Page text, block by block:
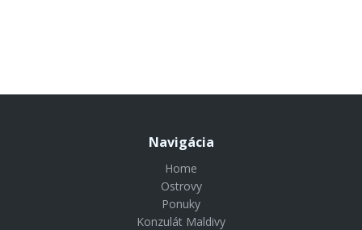
Navigácia
Home
Ostrovy
Ponuky
Konzulát Maldivy